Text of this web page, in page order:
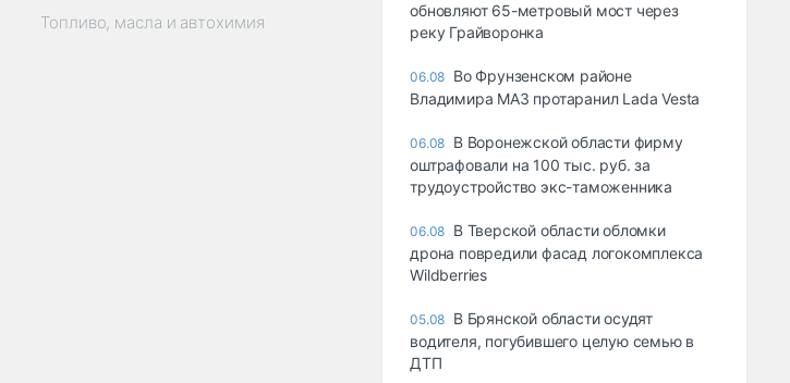
Топливо, масла и автохимия
обновляют 65-метровый мост через
реку Грайворонка
06.08 Во Фрунзенском районе
Владимира МАЗ протаранил Lada Vesta
06.08 В Воронежской области фирму
оштрафовали на 100 тыс. руб. за
трудоустройство экс-таможенника
06.08 В Тверской области обломки
дрона повредили фасад логокомплекса
Wildberries
05.08 В Брянской области осудят
водителя, погубившего целую семью в
ДТП